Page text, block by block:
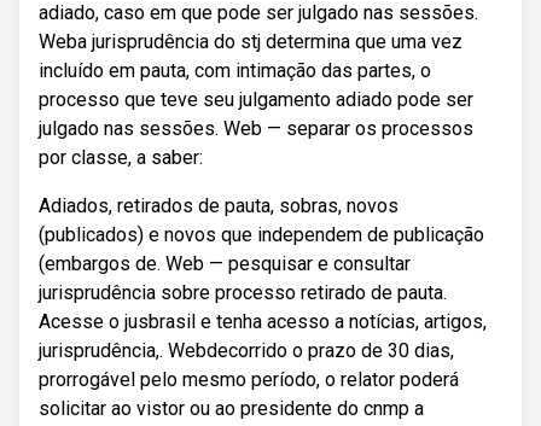
adiado, caso em que pode ser julgado nas sessões.
Weba jurisprudência do stj determina que uma vez
incluído em pauta, com intimação das partes, o
processo que teve seu julgamento adiado pode ser
julgado nas sessões. Web — separar os processos
por classe, a saber:
Adiados, retirados de pauta, sobras, novos
(publicados) e novos que independem de publicação
(embargos de. Web — pesquisar e consultar
jurisprudência sobre processo retirado de pauta.
Acesse o jusbrasil e tenha acesso a notícias, artigos,
jurisprudência,. Webdecorrido o prazo de 30 dias,
prorrogável pelo mesmo período, o relator poderá
solicitar ao vistor ou ao presidente do cnmp a